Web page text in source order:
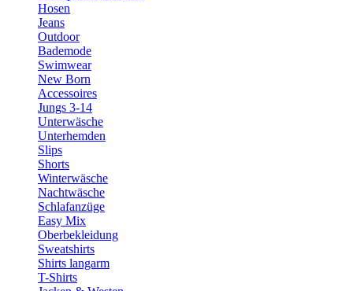
Hosen
Jeans
Outdoor
Bademode
Swimwear
New Born
Accessoires
Jungs 3-14
Unterwäsche
Unterhemden
Slips
Shorts
Winterwäsche
Nachtwäsche
Schlafanzüge
Easy Mix
Oberbekleidung
Sweatshirts
Shirts langarm
T-Shirts